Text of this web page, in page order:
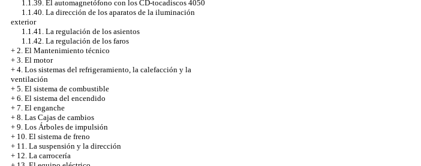
1.1.39. El automagnetófono con los CD-tocadiscos 4050
1.1.40. La dirección de los aparatos de la iluminación
exterior
1.1.41. La regulación de los asientos
1.1.42. La regulación de los faros
+ 2. El Mantenimiento técnico
+ 3. El motor
+ 4. Los sistemas del refrigeramiento, la calefacción y la
ventilación
+ 5. El sistema de combustible
+ 6. El sistema del encendido
+ 7. El enganche
+ 8. Las Cajas de cambios
+ 9. Los Árboles de impulsión
+ 10. El sistema de freno
+ 11. La suspensión y la dirección
+ 12. La carrocería